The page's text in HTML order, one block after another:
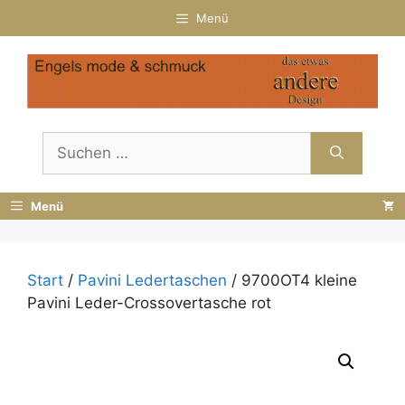
Inhalt
springen
Menü
nach:
Menü
Start / Pavini Ledertaschen / 9700OT4 kleine
Pavini Leder-Crossovertasche rot